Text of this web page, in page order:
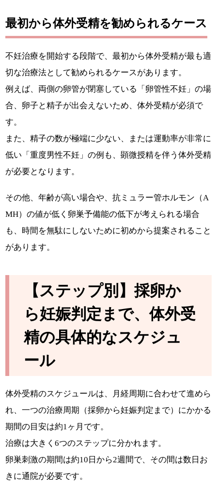
最初から体外受精を勧められるケース
不妊治療を開始する段階で、最初から体外受精が最も適
切な治療法として勧められるケースがあります。
例えば、両側の卵管が閉塞している「卵管性不妊」の場
合、卵子と精子が出会えないため、体外受精が必須で
す。
また、精子の数が極端に少ない、または運動率が非常に
低い「重度男性不妊」の例も、顕微授精を伴う体外受精
が必要となります。
その他、年齢が高い場合や、抗ミュラー管ホルモン（A
MH）の値が低く卵巣予備能の低下が考えられる場合
も、時間を無駄にしないために初めから提案されること
があります。
【ステップ別】採卵か
ら妊娠判定まで、体外受
精の具体的なスケジュ
ール
体外受精のスケジュールは、月経周期に合わせて進めら
れ、一つの治療周期（採卵から妊娠判定まで）にかかる
期間の目安は約1ヶ月です。
治療は大きく6つのステップに分かれます。
卵巣刺激の期間は約10日から2週間で、その間は数日お
きに通院が必要です。